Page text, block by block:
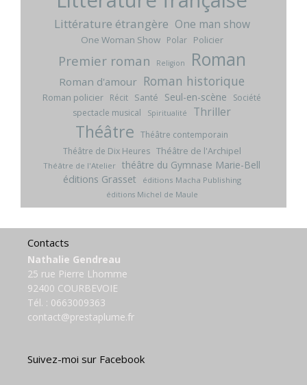
Littérature étrangère One man show
One Woman Show Polar Policier
Premier roman Religion Roman
Roman d'amour Roman historique
Roman policier Récit Santé Seul-en-scène
Société
spectacle musical
Spiritualité Thriller
Théâtre Théâtre contemporain
Théâtre de Dix Heures Théâtre de l'Archipel
Théâtre de l'Atelier théâtre du Gymnase Marie-Bell
éditions Grasset
éditions Macha Publishing
éditions Michel de Maule
Contacts
Nathalie Gendreau
25 rue Pierre Lhomme
92400 COURBEVOIE
Tél. : 0663009363
contact@prestaplume.fr
Suivez-moi sur Facebook